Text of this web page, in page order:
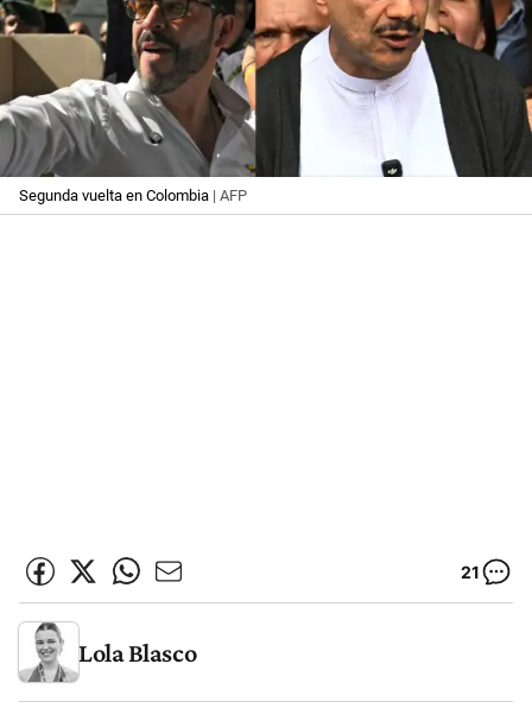
Segunda vuelta en Colombia | AFP
21
Lola Blasco